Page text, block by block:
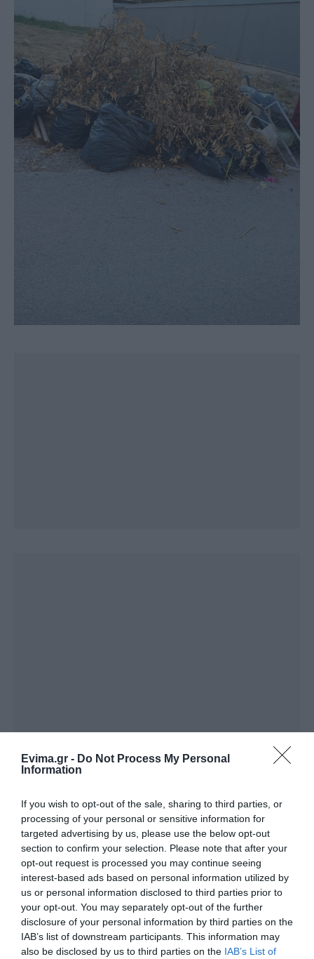
Evima.gr - Do Not Process My Personal
Information
If you wish to opt-out of the sale, sharing to third parties, or
processing of your personal or sensitive information for
targeted advertising by us, please use the below opt-out
section to confirm your selection. Please note that after your
opt-out request is processed you may continue seeing
interest-based ads based on personal information utilized by
us or personal information disclosed to third parties prior to
your opt-out. You may separately opt-out of the further
disclosure of your personal information by third parties on the
IAB’s list of downstream participants. This information may
also be disclosed by us to third parties on the IAB’s List of